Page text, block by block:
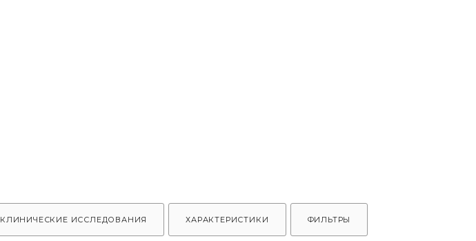
КЛИНИЧЕСКИЕ ИССЛЕДОВАНИЯ ХАРАКТЕРИСТИКИ ФИЛЬТРЫ